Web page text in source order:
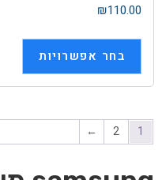
₪110.00
בחר אפשרויות
1
2
←